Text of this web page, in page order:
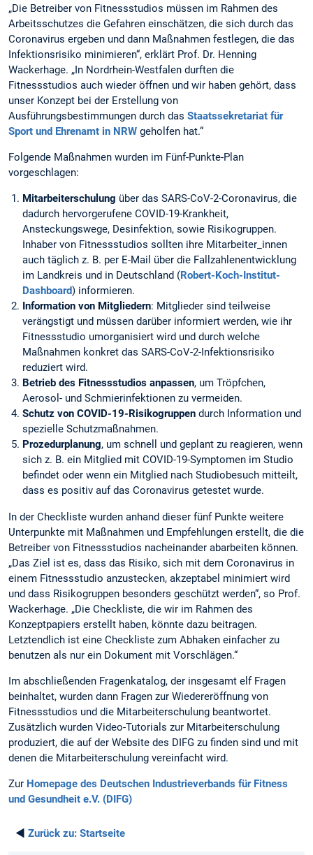
„Die Betreiber von Fitnessstudios müssen im Rahmen des
Arbeitsschutzes die Gefahren einschätzen, die sich durch das
Coronavirus ergeben und dann Maßnahmen festlegen, die das
Infektionsrisiko minimieren“, erklärt Prof. Dr. Henning
Wackerhage. „In Nordrhein-Westfalen durften die
Fitnessstudios auch wieder öffnen und wir haben gehört, dass
unser Konzept bei der Erstellung von
Ausführungsbestimmungen durch das Staatssekretariat für
Sport und Ehrenamt in NRW geholfen hat.“
Folgende Maßnahmen wurden im Fünf-Punkte-Plan
vorgeschlagen:
Mitarbeiterschulung über das SARS-CoV-2-Coronavirus, die
dadurch hervorgerufene COVID-19-Krankheit,
Ansteckungswege, Desinfektion, sowie Risikogruppen.
Inhaber von Fitnessstudios sollten ihre Mitarbeiter_innen
auch täglich z. B. per E-Mail über die Fallzahlenentwicklung
im Landkreis und in Deutschland (Robert-Koch-Institut-
Dashboard) informieren.
Information von Mitgliedern: Mitglieder sind teilweise
verängstigt und müssen darüber informiert werden, wie ihr
Fitnessstudio umorganisiert wird und durch welche
Maßnahmen konkret das SARS-CoV-2-Infektionsrisiko
reduziert wird.
Betrieb des Fitnessstudios anpassen, um Tröpfchen,
Aerosol- und Schmierinfektionen zu vermeiden.
Schutz von COVID-19-Risikogruppen durch Information und
spezielle Schutzmaßnahmen.
Prozedurplanung, um schnell und geplant zu reagieren, wenn
sich z. B. ein Mitglied mit COVID-19-Symptomen im Studio
befindet oder wenn ein Mitglied nach Studiobesuch mitteilt,
dass es positiv auf das Coronavirus getestet wurde.
In der Checkliste wurden anhand dieser fünf Punkte weitere
Unterpunkte mit Maßnahmen und Empfehlungen erstellt, die die
Betreiber von Fitnessstudios nacheinander abarbeiten können.
„Das Ziel ist es, dass das Risiko, sich mit dem Coronavirus in
einem Fitnessstudio anzustecken, akzeptabel minimiert wird
und dass Risikogruppen besonders geschützt werden“, so Prof.
Wackerhage. „Die Checkliste, die wir im Rahmen des
Konzeptpapiers erstellt haben, könnte dazu beitragen.
Letztendlich ist eine Checkliste zum Abhaken einfacher zu
benutzen als nur ein Dokument mit Vorschlägen.“
Im abschließenden Fragenkatalog, der insgesamt elf Fragen
beinhaltet, wurden dann Fragen zur Wiedereröffnung von
Fitnessstudios und die Mitarbeiterschulung beantwortet.
Zusätzlich wurden Video-Tutorials zur Mitarbeiterschulung
produziert, die auf der Website des DIFG zu finden sind und mit
denen die Mitarbeiterschulung vereinfacht wird.
Zur Homepage des Deutschen Industrieverbands für Fitness
und Gesundheit e.V. (DIFG)
◄ Zurück zu: Startseite